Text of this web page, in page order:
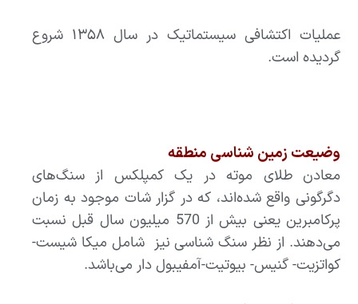
عملیات اکتشافی سیستماتیک در سال ۱۳۵۸ شروع
گردیده است.
وضیعت زمین شناسی منطقه
معادن طلای موته در یک کمپلکس از سنگ‌های
دگرگونی واقع شده‌اند، که در گزار شات موجود به زمان
پرکامبرین یعنی بیش از 570 میلیون سال قبل نسبت
می‌دهند. از نظر سنگ شناسی نیز شامل میکا شیست-
کواتزیت- گنیس- بیوتیت-آمفیبول دار می‌باشد.